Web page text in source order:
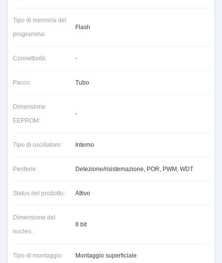
Tipo di memoria del
programma:
Flash
Connettività: -
Pacco: Tubo
Dimensione
EEPROM:
-
Tipo di oscillatore: Interno
Periferie: Detezione/risistemazione, POR, PWM, WDT
Status del prodotto: Attivo
Dimensione del
nucleo:
8 bit
Tipo di montaggio: Montaggio superficiale